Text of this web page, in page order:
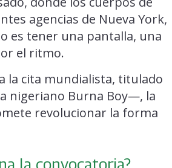
agencias de Nueva York,
es tener una pantalla, una
el ritmo.
la cita mundialista, titulado
nigeriano Burna Boy—, la
revolucionar la forma
la convocatoria?